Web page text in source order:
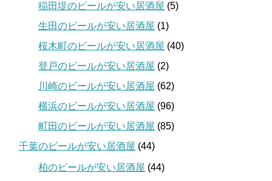
稲田堤のビールが安い居酒屋 (5)
生田のビールが安い居酒屋 (1)
桜木町のビールが安い居酒屋 (40)
登戸のビールが安い居酒屋 (2)
川崎のビールが安い居酒屋 (62)
横浜のビールが安い居酒屋 (96)
町田のビールが安い居酒屋 (85)
千葉のビールが安い居酒屋 (44)
柏のビールが安い居酒屋 (44)